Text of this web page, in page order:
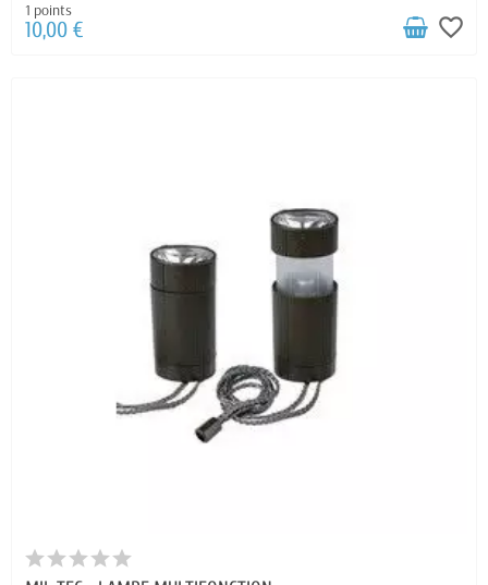
1 points
10,00 € favorite_border